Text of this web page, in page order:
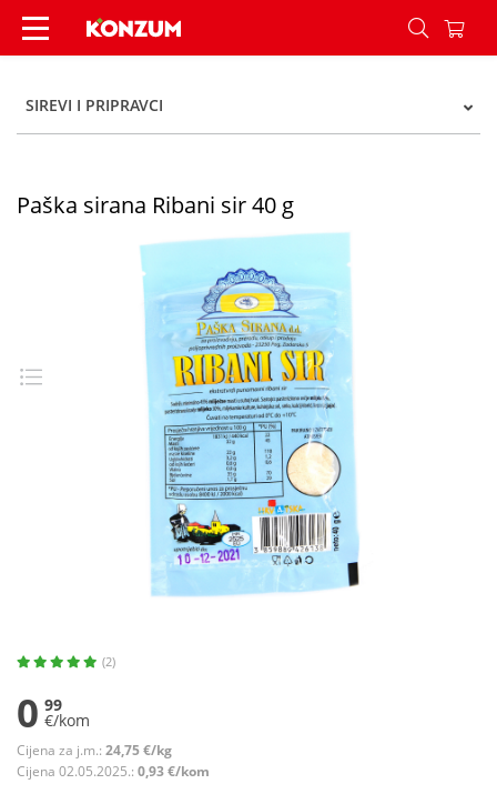
Paška sirana Ribani sir 40 g - Konzum
SIREVI I PRIPRAVCI
Paška sirana Ribani sir 40 g
(2)
0 99
€/kom
Cijena za j.m.: 24,75 €/kg
Cijena 02.05.2025.: 0,93 €/kom